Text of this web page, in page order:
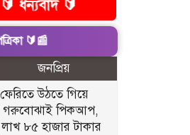
জনপ্রিয়
উঠতে গিয়ে
গরুবোঝাই পিকআপ,
৮৫ হাজার টাকার